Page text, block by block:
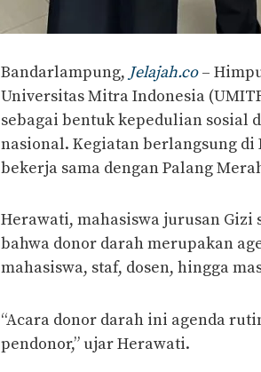
Bandarlampung, Jelajah.co–
Universitas Mitra Indonesia
sebagai bentuk kepedulian sosial
nasional. Kegiatan berlangsung di
bekerja sama dengan Palang
Herawati, mahasiswa jurusan
bahwa donor darah merupakan
mahasiswa, staf, dosen, hingga
“Acara donor darah ini agenda
pendonor,” ujar Herawati.